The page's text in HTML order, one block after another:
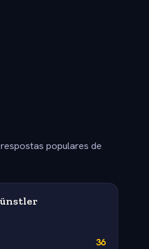
populares de
36